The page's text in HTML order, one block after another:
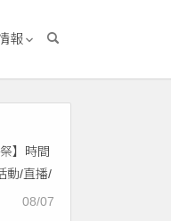
報
】時間
動/直播/
08/07